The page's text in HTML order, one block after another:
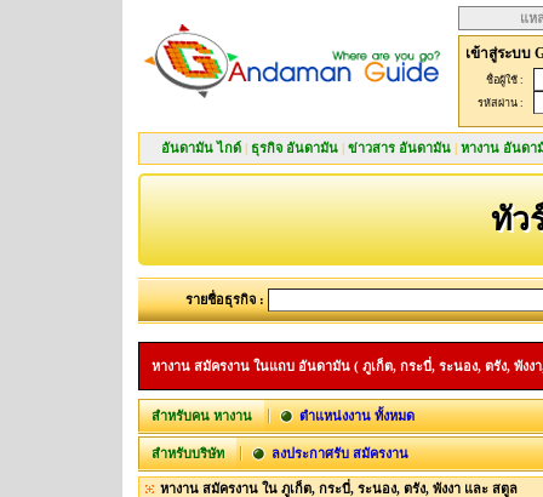
แห
เข้าสู่ระบบ
ชื่อผู้ใช้ :
รหัสผ่าน :
อันดามัน ไกด์ | ธุรกิจ อันดามัน | ข่าวสาร อันดามัน | หางาน อันดา
ทัว
รายชื่อธุรกิจ :
หางาน สมัครงาน ในแถบ อันดามัน ( ภูเก็ต, กระบี่, ระนอง, ตรัง, พังง
สำหรับคน หางาน ตำแหน่งงาน ทั้งหมด
สำหรับบริษัท ลงประกาศรับ สมัครงาน
หางาน สมัครงาน ใน ภูเก็ต, กระบี่, ระนอง, ตรัง, พังงา และ สตูล